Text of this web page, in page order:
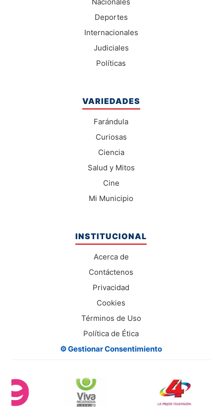
Deportes
Internacionales
Judiciales
Políticas
VARIEDADES
Farándula
Curiosas
Ciencia
Salud y Mitos
Cine
Mi Municipio
INSTITUCIONAL
Acerca de
Contáctenos
Privacidad
Cookies
Términos de Uso
Política de Ética
⚙️ Gestionar Consentimiento